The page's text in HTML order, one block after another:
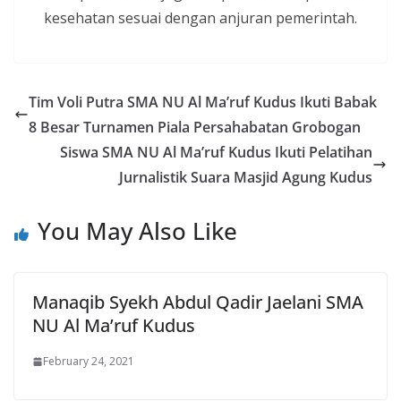
kesehatan sesuai dengan anjuran pemerintah.
Tim Voli Putra SMA NU Al Ma’ruf Kudus Ikuti Babak
8 Besar Turnamen Piala Persahabatan Grobogan
Siswa SMA NU Al Ma’ruf Kudus Ikuti Pelatihan
Jurnalistik Suara Masjid Agung Kudus
You May Also Like
Manaqib Syekh Abdul Qadir Jaelani SMA
NU Al Ma’ruf Kudus
February 24, 2021